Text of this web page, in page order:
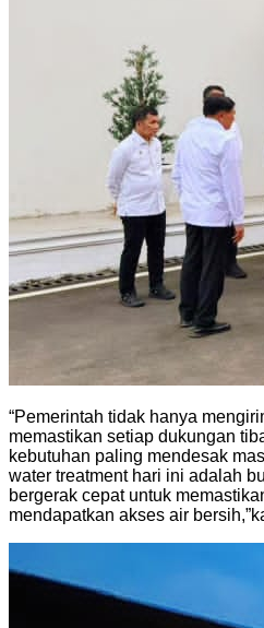
“Pemerintah tidak hanya
memastikan setiap dukungan
kebutuhan paling mendesak
water treatment hari ini adalah
bergerak cepat untuk
mendapatkan akses air